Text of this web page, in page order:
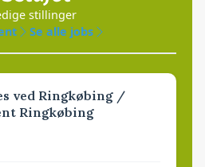
stillinger
Se alle jobs
ved Ringkøbing /
Ringkøbing